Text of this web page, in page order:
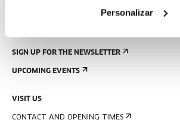
Personalizar
SIGN UP FOR THE NEWSLETTER
UPCOMING EVENTS
VISIT US
CONTACT AND OPENING TIMES